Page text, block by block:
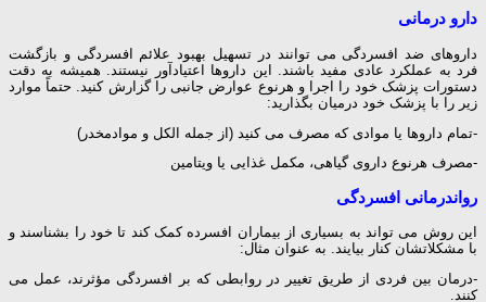
دارو درمانی
داروهای ضد افسردگی می توانند در تسهیل بهبود علائم افسردگیو بازگشت
فرد به عملکرد عادی مفید باشند. این داروها اعتیادآور نیستند. همیشه به دقت
دستورات پزشک خود را اجرا و هرنوع عوارض جانبی را گزارش کنید. حتماً موارد
زیر را با پزشک خود درمیان بگذارید:
-تمام داروها یا موادی که مصرف می کنید (از جمله الکل و موادمخدر)
-مصرف هرنوع داروی گیاهی، مکمل غذایی یا ویتامین
رواندرمانی افسردگی
این روش می تواند به بسیاری از بیماران افسرده کمک کند تا خود را بشناسند و
با مشکلاتشان کنار بیایند. به عنوان مثال:
-درمان بین فردی از طریق تغییر در روابطی که بر افسردگی مؤثرند، عمل می
کنند.